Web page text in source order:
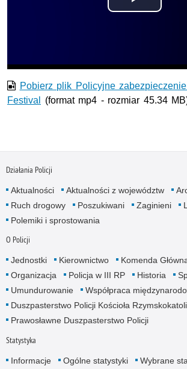
Pobierz plik Policyjne zabezpieczenie
Festival
(format mp4 - rozmiar 45.34
Działania Policji
Aktualności Aktualności z województw
Ruch drogowy
Poszukiwani Zaginieni
Polemiki i sprostowania
O Policji
Jednostki Kierownictwo
Komenda
Organizacja
Policja w III RP Historia
Umundurowanie
Współpraca
Duszpasterstwo Policji Kościoła
Prawosławne Duszpasterstwo Policji
Statystyka
Informacje Ogólne statystyki
Wybrane